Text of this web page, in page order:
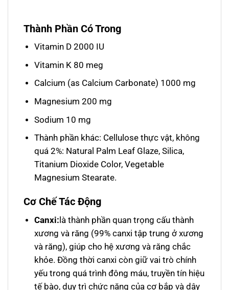
Thành Phần Có Trong
Vitamin D 2000 IU
Vitamin K 80 meg
Calcium (as Calcium Carbonate) 1000 mg
Magnesium 200 mg
Sodium 10 mg
Thành phần khác: Cellulose thực vật, không
quá 2%: Natural Palm Leaf Glaze, Silica,
Titanium Dioxide Color, Vegetable
Magnesium Stearate.
Cơ Chế Tác Động
Canxi:là thành phần quan trọng cấu thành
xương và răng (99% canxi tập trung ở xương
và răng), giúp cho hệ xương và răng chắc
khỏe. Đồng thời canxi còn giữ vai trò chính
yếu trong quá trình đông máu, truyền tín hiệu
tế bào, duy trì chức năng của cơ bắp và dây